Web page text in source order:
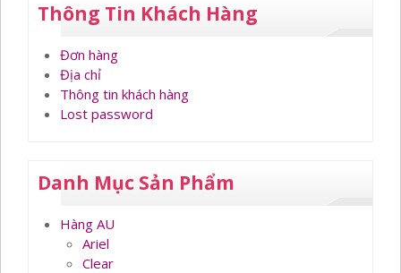
Thông Tin Khách Hàng
Đơn hàng
Địa chỉ
Thông tin khách hàng
Lost password
Danh Mục Sản Phẩm
Hàng AU
Ariel
Clear